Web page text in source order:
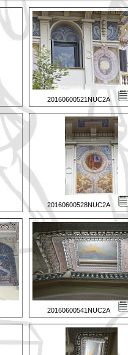
20160600521NUC2A
20160600528NUC2A
20160600541NUC2A